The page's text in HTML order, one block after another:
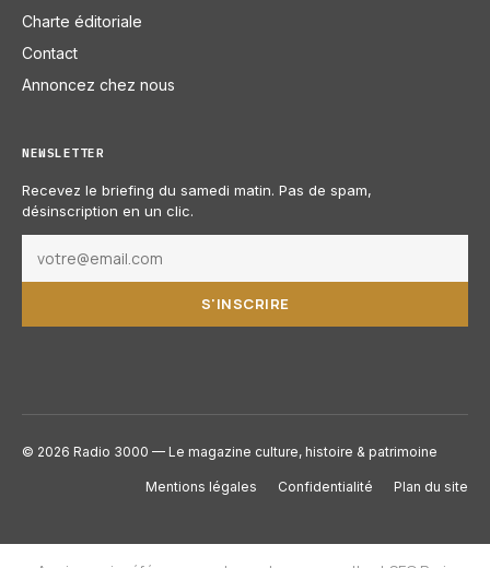
Charte éditoriale
Contact
Annoncez chez nous
NEWSLETTER
Recevez le briefing du samedi matin. Pas de spam,
désinscription en un clic.
S'INSCRIRE
© 2026 Radio 3000 — Le magazine culture, histoire & patrimoine
Mentions légales Confidentialité Plan du site